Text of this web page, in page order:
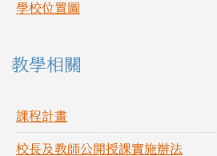
學校位置圖
教學相關
課程計畫
校長及教師公開授課實施辦法